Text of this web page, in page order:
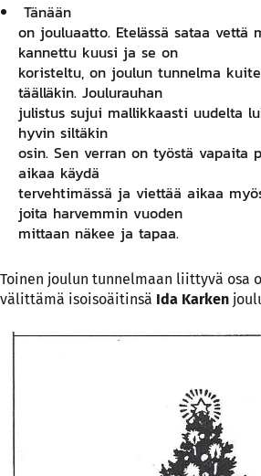
Tänään
on jouluaatto. Etelässä sataa vettä
kannettu kuusi ja se on
koristeltu, on joulun tunnelma
täälläkin. Joulurauhan
julistus sujui mallikkaasti uudelta
hyvin siltäkin
osin. Sen verran on työstä vapaita
aikaa käydä
tervehtimässä ja viettää aikaa
joita harvemmin vuoden
mittaan näkee ja tapaa.
Toinen joulun tunnelmaan liittyvä osa
välittämä isoisoäitinsä Ida Karken